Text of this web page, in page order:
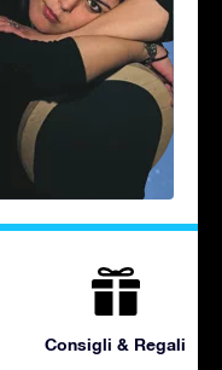
Consigli & Regali